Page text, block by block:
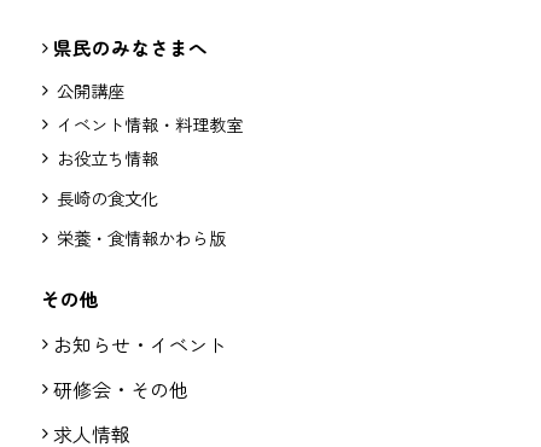
県民のみなさまへ
公開講座
イベント情報・料理教室
お役立ち情報
長崎の食文化
栄養・食情報かわら版
その他
お知らせ・イベント
研修会・その他
求人情報